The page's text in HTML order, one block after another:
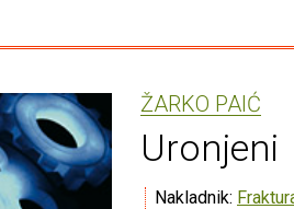
ŽARKO PAIĆ
Uronjeni
Nakladnik: